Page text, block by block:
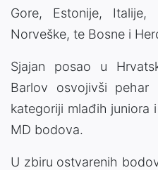
Gore, Estonije, Italije,
Norveške, te Bosne i
Sjajan posao u
Barlov osvojivši
kategoriji mlađih juniora
MD bodova.
U zbiru ostvarenih